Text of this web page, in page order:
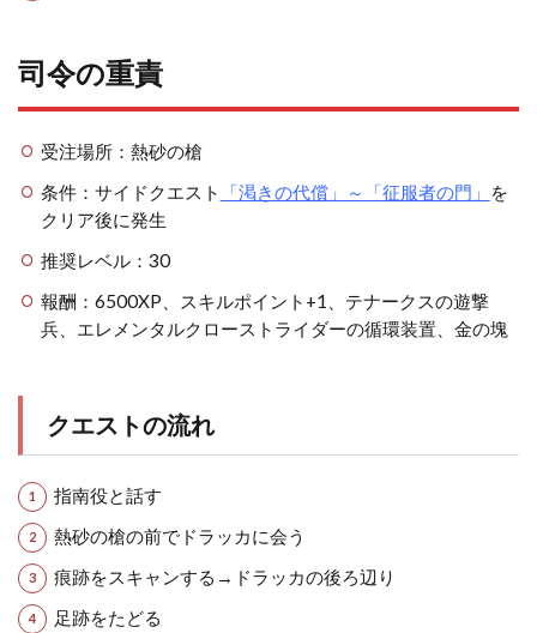
司令の重責
受注場所：熱砂の槍
条件：サイドクエスト
「渇きの代償」～「征服者の門」
を
クリア後に発生
推奨レベル：30
報酬：6500XP、スキルポイント+1、テナークスの遊撃
兵、エレメンタルクローストライダーの循環装置、金の塊
クエストの流れ
指南役と話す
熱砂の槍の前でドラッカに会う
痕跡をスキャンする→ドラッカの後ろ辺り
足跡をたどる